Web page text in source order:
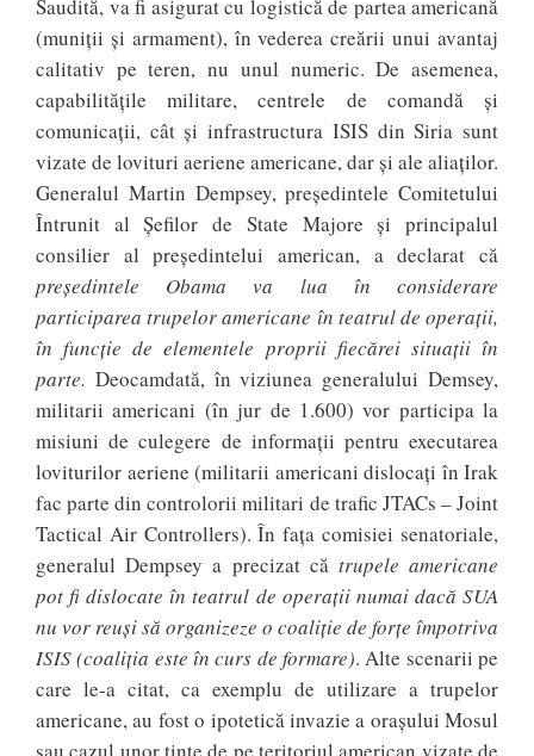
Saudită, va fi asigurat cu logistică de partea americană
(muniții și armament), în vederea creării unui avantaj
calitativ pe teren, nu unul numeric. De asemenea,
capabilitățile militare, centrele de comandă și
comunicații, cât și infrastructura ISIS din Siria sunt
vizate de lovituri aeriene americane, dar și ale aliaților.
Generalul Martin Dempsey, președintele Comitetului
Întrunit al Șefilor de State Majore și principalul
consilier al președintelui american, a declarat că
președintele Obama va lua în considerare
participarea trupelor americane în teatrul de operații,
în funcție de elementele proprii fiecărei situații în
parte. Deocamdată, în viziunea generalului Demsey,
militarii americani (în jur de 1.600) vor participa la
misiuni de culegere de informații pentru executarea
loviturilor aeriene (militarii americani dislocați în Irak
fac parte din controlorii militari de trafic JTACs – Joint
Tactical Air Controllers). În fața comisiei senatoriale,
generalul Dempsey a precizat că trupele americane
pot fi dislocate în teatrul de operații numai dacă SUA
nu vor reuși să organizeze o coaliție de forțe împotriva
ISIS (coaliția este în curs de formare). Alte scenarii pe
care le-a citat, ca exemplu de utilizare a trupelor
americane, au fost o ipotetică invazie a orașului Mosul